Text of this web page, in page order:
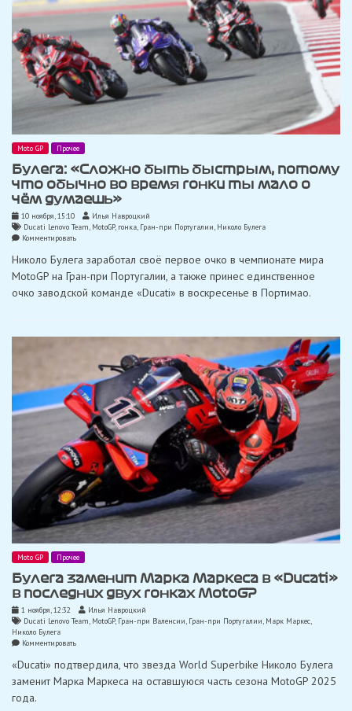
Moto GP Прочее
Булега: «Сложно быть быстрым, потому
что обычно во время гонки ты мало о
чём думаешь»
10 ноября, 15:10
Илья Навроцкий
Ducati Lenovo Team, MotoGP, гонка, Гран-при Португалии, Николо Булега
Комментироватьon
«Сложно
быстрым,
потому
время
о
чём
думаешь»
Николо Булега заработал своё первое очко в чемпионате мира
MotoGP на Гран-при Португалии, а также принес единственное
очко заводской команде «Ducati» в воскресенье в Портимао.
Moto GP Прочее
Булега заменит Марка Маркеса в «Ducati»
в последних двух гонках MotoGP
1 ноября, 12:32
Илья Навроцкий
Ducati Lenovo Team, MotoGP, Гран-при Валенсии, Гран-при Португалии, Марк Маркес
Николо Булега
Комментироватьon
заменит
Марка
Маркеса
«Ducati» подтвердила, что звезда World Superbike Николо Булега
заменит Марка Маркеса на оставшуюся часть сезона MotoGP 2025
года.